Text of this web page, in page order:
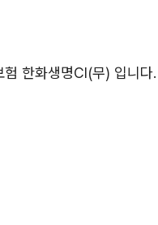
한화생명CI(무) 입니다.